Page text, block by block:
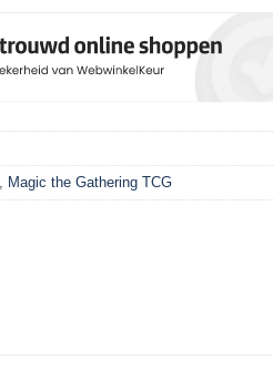
Magic the Gathering TCG